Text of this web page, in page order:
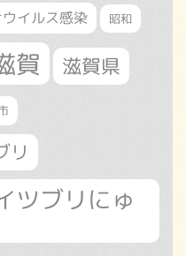
イルス感染 昭和
賀 滋賀県
リ
ツブリにゅ